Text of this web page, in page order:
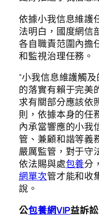
依據小我信息維護
法明白，國度網信
各自職責范圍內擔
和監視治理任務。
“小我信息維護觸
的落實有賴于完美
求有關部分應該依
則，依據本身的任
內承當響應的小我
管、兼顧和諧等義
嚴厲監管，對于守
依法賜與處包養分
網單次管才能和收
說。
公包養網VIP益訴